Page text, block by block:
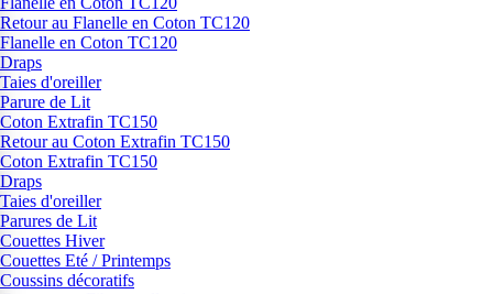
Retour au Flanelle en Coton TC120
Flanelle en Coton TC120
Draps
Taies d'oreiller
Parure de Lit
Coton Extrafin TC150
Retour au Coton Extrafin TC150
Coton Extrafin TC150
Draps
Taies d'oreiller
Parures de Lit
Couettes Hiver
Couettes Eté / Printemps
Coussins décoratifs